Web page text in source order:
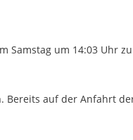
Samstag um 14:03 Uhr
Bereits auf der Anfahrt